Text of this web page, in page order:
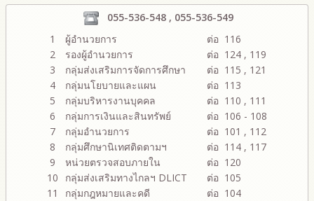
055-536-548 , 055-536-549
1
ผู้อำนวยการ
ต่อ 116
2
รองผู้อำนวยการ
ต่อ 124 , 119
3
กลุ่มส่งเสริมการจัดการศึกษา
ต่อ 115 , 121
4
กลุ่มนโยบายและแผน
ต่อ 113
5
กลุ่มบริหารงานบุคคล
ต่อ 110 , 111
6
กลุ่มการเงินและสินทรัพย์
ต่อ 106 - 108
7
กลุ่มอำนวยการ
ต่อ 101 , 112
8
กลุ่มศึกษานิเทศติดตามฯ
ต่อ 114 , 117
9
หน่วยตรวจสอบภายใน
ต่อ 120
10
กลุ่มส่งเสริมทางไกลฯ DLICT
ต่อ 105
11
กลุ่มกฎหมายและคดี
ต่อ 104